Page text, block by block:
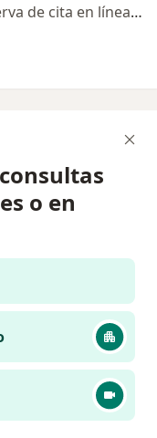
Este especialista no ofrece reserva de cita en línea en esta dirección.
o en